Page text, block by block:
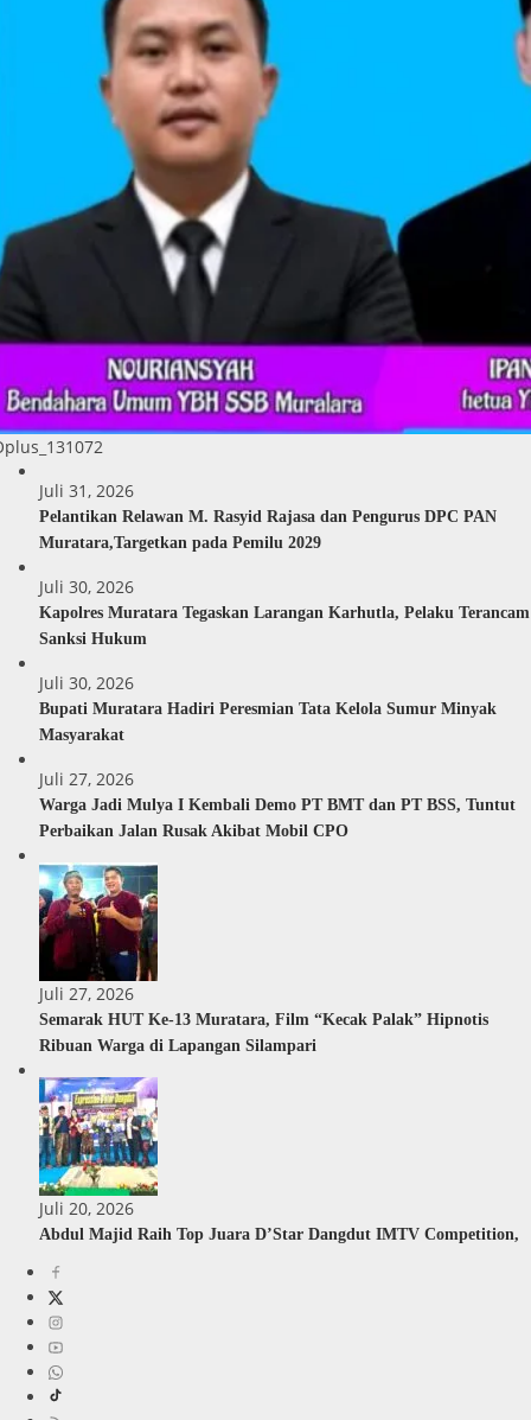
Juli 31, 2026
Pelantikan Relawan M. Rasyid Rajasa dan Pengurus DPC PAN
Muratara,Targetkan pada Pemilu 2029
Juli 30, 2026
Kapolres Muratara Tegaskan Larangan Karhutla, Pelaku Terancam
Sanksi Hukum
Juli 30, 2026
Bupati Muratara Hadiri Peresmian Tata Kelola Sumur Minyak
Masyarakat
Juli 27, 2026
Warga Jadi Mulya I Kembali Demo PT BMT dan PT BSS, Tuntut
Perbaikan Jalan Rusak Akibat Mobil CPO
Juli 27, 2026
Semarak HUT Ke-13 Muratara, Film “Kecak Palak” Hipnotis
Ribuan Warga di Lapangan Silampari
Juli 20, 2026
Abdul Majid Raih Top Juara D’Star Dangdut IMTV Competition,